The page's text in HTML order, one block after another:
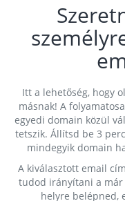
Itt a lehetőség, hogy
másnak! A
egyedi domain közül
tetszik. Állítsd be 3
mindegyik domain
A kiválasztott email
tudod irányítani a már
helyre belépned,